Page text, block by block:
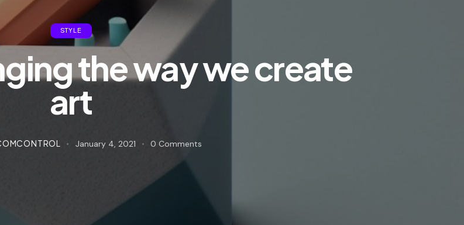
STYLE
the way we create
art
January 4, 2021 0 Comments